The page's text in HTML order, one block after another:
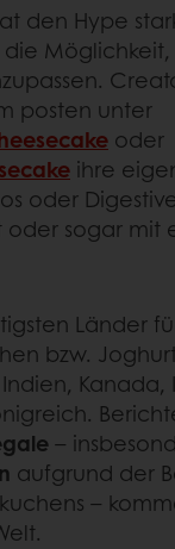
den Hype
Möglichkeit,
posten unter
oder
ihre
oder
oder sogar mit
Länder
bzw.
Indien,
–
aufgrund der
–